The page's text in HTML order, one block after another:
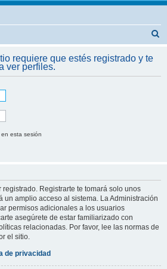
c
requiere que estés registrado y te
ver perfiles.
esta sesión
Registrarte te tomará solo unos
un amplio acceso al sistema. La Administración
permisos adicionales a los usuarios
asegúrete de estar familiarizado con
relacionadas. Por favor, lee las normas de
el sitio.
de privacidad